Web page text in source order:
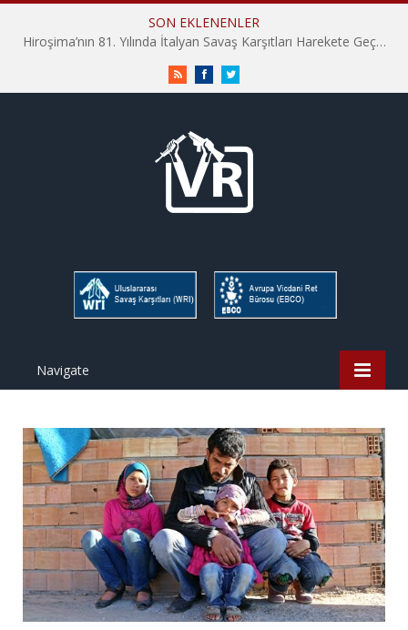
SON EKLENENLER
Hiroşima’nın 81. Yılında İtalyan Savaş Karşıtları Harekete Geçti: “Hatırlamak yeterli değil”
RSS FacebookTwitter
Navigate